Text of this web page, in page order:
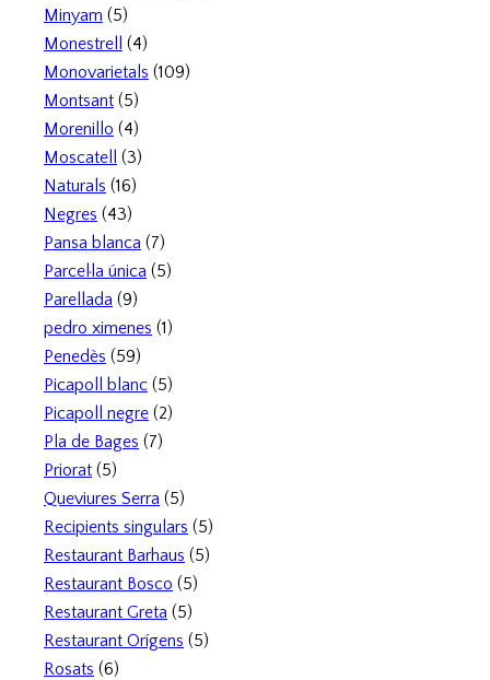
Minyam (5)
Monestrell
(4)
Monovarietals (109)
Montsant (5)
Morenillo (4)
Moscatell
(3)
Naturals (16)
Negres (43)
Pansa blanca (7)
Parcel·la única (5)
Parellada (9)
pedro ximenes (1)
Penedès (59)
Picapoll blanc (5)
Picapoll negre (2)
Pla de Bages (7)
Priorat (5)
Queviures Serra (5)
Recipients singulars (5)
Restaurant Barhaus (5)
Restaurant Bosco (5)
Restaurant Greta (5)
Restaurant Orígens (5)
Rosats (6)